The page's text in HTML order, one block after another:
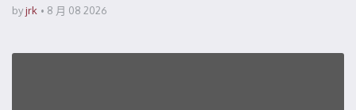
byjrk 8 月 08 2026